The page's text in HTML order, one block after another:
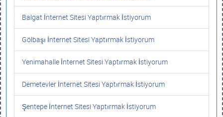
Balgat İnternet Sitesi Yaptırmak İstiyorum
Gölbaşı İnternet Sitesi Yaptırmak İstiyorum
Yenimahalle İnternet Sitesi Yaptırmak İstiyorum
Demetevler İnternet Sitesi Yaptırmak İstiyorum
Şentepe İnternet Sitesi Yaptırmak İstiyorum